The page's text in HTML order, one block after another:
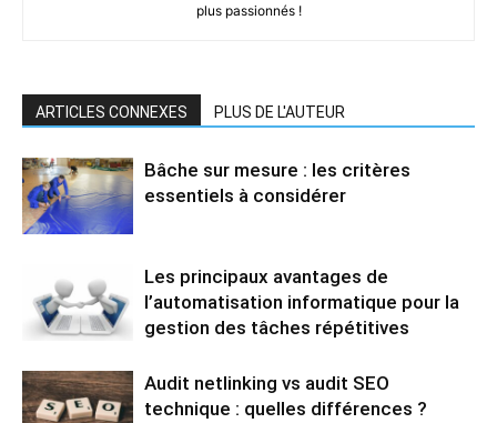
plus passionnés !
ARTICLES CONNEXES PLUS DE L'AUTEUR
Bâche sur mesure : les critères
essentiels à considérer
Les principaux avantages de
l’automatisation informatique pour la
gestion des tâches répétitives
Audit netlinking vs audit SEO
technique : quelles différences ?